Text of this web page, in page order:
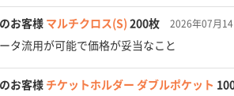
お客様 マルチクロス(S) 200枚 2026年07月
タ流用が可能で価格が妥当なこと
お客様 チケットホルダー ダブルポケット